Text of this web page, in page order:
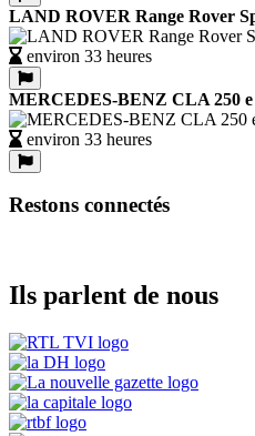
LAND ROVER Range Rover
environ 33 heures
MERCEDES-BENZ CLA 250 e
environ 33 heures
Restons connectés
Ils parlent de nous